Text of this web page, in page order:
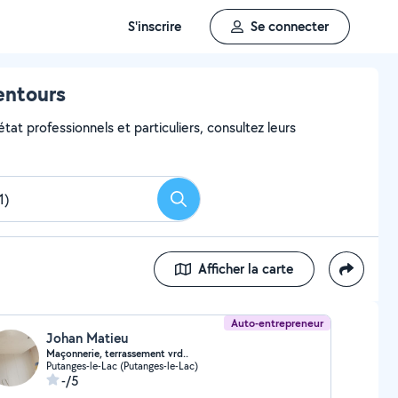
S'inscrire Se connecter
professionnels et particuliers, consultez leurs
Rechercher
Afficher la carte
Auto-entrepreneur
Johan Matieu
Maçonnerie, terrassement vrd..
Putanges-le-Lac (Putanges-le-Lac)
-/5